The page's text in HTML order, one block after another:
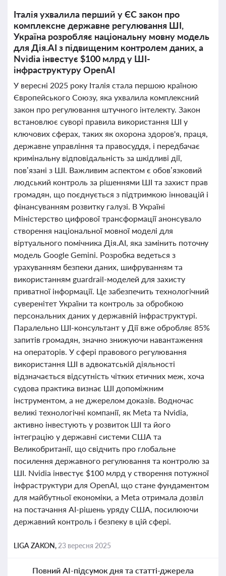
Італія ухвалила перший у ЄС закон про
комплексне державне регулювання ШІ,
Україна розробляє національну мовну модель
для Дія.AI з підвищеним контролем даних, а
Nvidia інвестує $100 млрд у ШІ-
інфраструктуру OpenAI
У вересні 2025 року Італія стала першою країною
Європейського Союзу, яка ухвалила комплексний
закон про регулювання штучного інтелекту. Закон
встановлює суворі правила використання ШІ у
ключових сферах, таких як охорона здоров'я, праця,
державне управління та правосуддя, і передбачає
кримінальну відповідальність за шкідливі дії,
пов’язані з ШІ. Важливим аспектом є обов’язковий
людський контроль за рішеннями ШІ та захист прав
громадян, що поєднується з підтримкою інновацій і
фінансуванням розвитку галузі. В Україні
Міністерство цифрової трансформації анонсувало
створення національної мовної моделі для
віртуального помічника Дія.AI, яка замінить поточну
модель Google Gemini. Розробка ведеться з
урахуванням безпеки даних, шифруванням та
використанням guardrail-моделей для захисту
приватної інформації. Це забезпечить технологічний
суверенітет України та контроль за обробкою
персональних даних у державній інфраструктурі.
Паралельно ШІ-консультант у Дії вже обробляє 85%
запитів громадян, значно знижуючи навантаження
на операторів. У сфері правового регулювання
використання ШІ в адвокатській діяльності
відзначається відсутність чітких етичних меж, хоча
судова практика визнає ШІ допоміжним
інструментом, а не джерелом доказів. Водночас
великі технологічні компанії, як Meta та Nvidia,
активно інвестують у розвиток ШІ та його
інтеграцію у державні системи США та
Великобританії, що свідчить про глобальне
посилення державного регулювання та контролю за
ШІ. Nvidia інвестує $100 млрд у створення потужної
інфраструктури для OpenAI, що стане фундаментом
для майбутньої економіки, а Meta отримала дозвіл
на постачання AI-рішень уряду США, посилюючи
державний контроль і безпеку в цій сфері.
LIGA ZAKON, 23 вересня 2025
Повний AI-підсумок дня та статті-джерела